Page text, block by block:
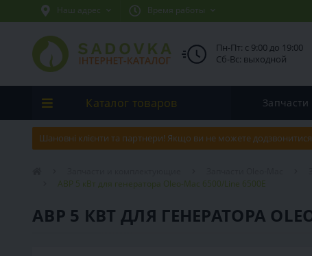
Наш адрес Время работы
Пн-Пт: с 9:00 до 19:00
Сб-Вс: выходной
Каталог товаров Запчасти
Шановні клієнти та партнери! Якщо ви не можете
АВР 5 кВт для генератора Oleo-Mac 6500/Line 6500E
АВР 5 КВТ ДЛЯ ГЕНЕРАТОРА